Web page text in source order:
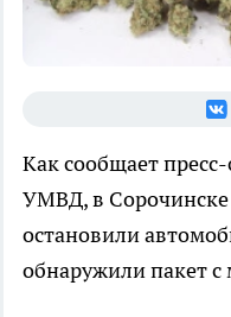
Как сообщает
УМВД, в
остановили
обнаружили пакет с